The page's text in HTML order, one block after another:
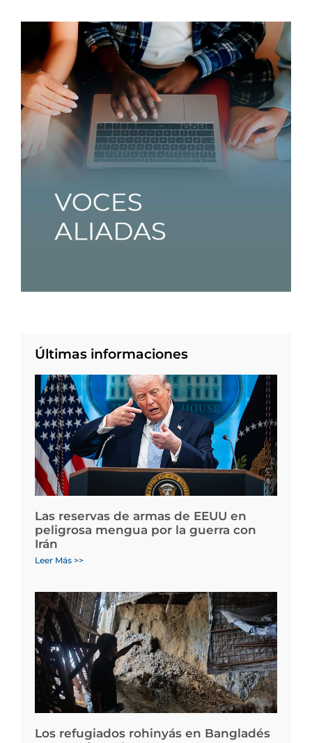
Últimas informaciones
Las reservas de armas de EEUU en
peligrosa mengua por la guerra con
Irán
Leer Más >>
Los refugiados rohinyás en Bangladés